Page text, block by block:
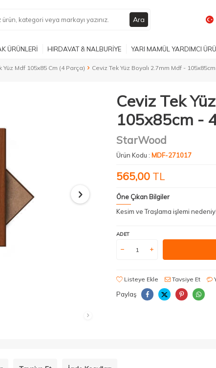
Ara
ÜRÜNLERİ HIRDAVAT & NALBURİYE YARI MAMÜL YARDIMCI
Yüz Mdf 105x85 Cm (4 Parça) Ceviz Tek Yüz Boyalı 2.7mm Mdf -
Ceviz Tek
105x85cm -
StarWood
Ürün Kodu : MDF-271017
565,00 TL
Öne Çıkan Bilgiler
Kesim ve Traşlama işlemi
ADET
Listeye Ekle Tavsiye Et
Paylaş